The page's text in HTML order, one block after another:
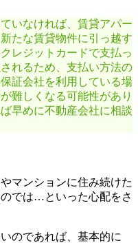
いなければ、賃貸アパー
たな賃貸物件に引っ越す
レジットカードで支払っ
れるため、支払い方法の
証会社を利用している場
難しくなる可能性があり
早めに不動産会社に相談
マンションに住み続けた
では…といった心配をさ
のであれば、基本的に